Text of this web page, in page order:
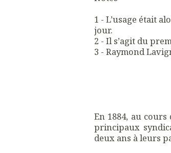
1 - L’usage était
jour.
2 - Il s’agit du
3 - Raymond
En 1884, au
principaux
deux ans à leurs